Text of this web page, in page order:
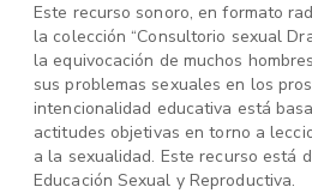
Este recurso sonoro, en formato
la colección “Consultorio sexual
la equivocación de muchos
sus problemas sexuales en los
intencionalidad educativa está
actitudes objetivas en torno a
a la sexualidad. Este recurso está
Educación Sexual y Reproductiva.